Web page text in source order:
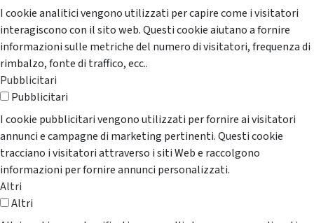
I cookie analitici vengono utilizzati per capire come i visitatori
interagiscono con il sito web. Questi cookie aiutano a fornire
informazioni sulle metriche del numero di visitatori, frequenza di
rimbalzo, fonte di traffico, ecc..
Pubblicitari
Pubblicitari
I cookie pubblicitari vengono utilizzati per fornire ai visitatori
annunci e campagne di marketing pertinenti. Questi cookie
tracciano i visitatori attraverso i siti Web e raccolgono
informazioni per fornire annunci personalizzati.
Altri
Altri